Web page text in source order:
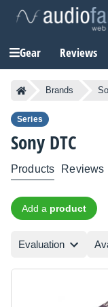
Gear Reviews
Brands
Series
Sony DTC
Products Reviews
Add a product
Evaluation